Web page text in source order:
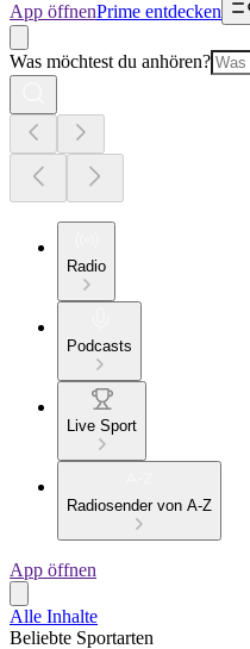
App öffnenPrime entdecken
Was möchtest du anhören?
Radio
Podcasts
Live Sport
Radiosender von A-Z
App öffnen
Alle Inhalte
Beliebte Sportarten